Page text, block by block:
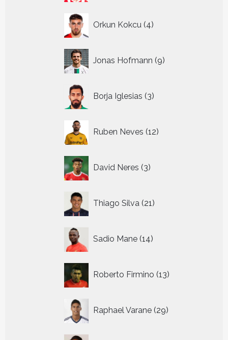
Orkun Kokcu 4
producten
Jonas Hofmann 9
producten
Borja Iglesias 3
producten
Ruben Neves 12
producten
David Neres 3
producten
Thiago Silva 21
producten
Sadio Mane 14
producten
Roberto Firmino 13
producten
Raphael Varane 29
producten